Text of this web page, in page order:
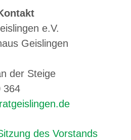
e.V.
Geislingen
der Steige
364
des Vorstands